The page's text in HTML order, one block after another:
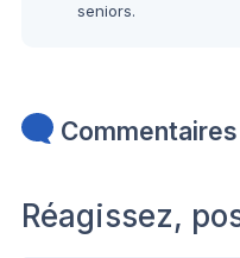
seniors.
Réagissez,